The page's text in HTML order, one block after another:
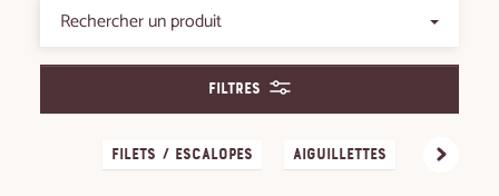
Filtres
Filets / Escalopes Aiguillettes